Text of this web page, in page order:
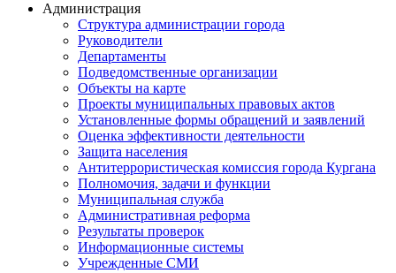
Администрация
Структура администрации города
Руководители
Департаменты
Подведомственные организации
Объекты на карте
Проекты муниципальных правовых актов
Установленные формы обращений и заявлений
Оценка эффективности деятельности
Защита населения
Антитеррористическая комиссия города Кургана
Полномочия, задачи и функции
Муниципальная служба
Административная реформа
Результаты проверок
Информационные системы
Учрежденные СМИ